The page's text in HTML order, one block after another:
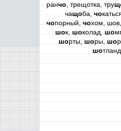
ранчо, трещотка, тру
чащоба,чо
чопорный,чохом,
шок, шоколад, шо
шорты, шоры, шо
шо